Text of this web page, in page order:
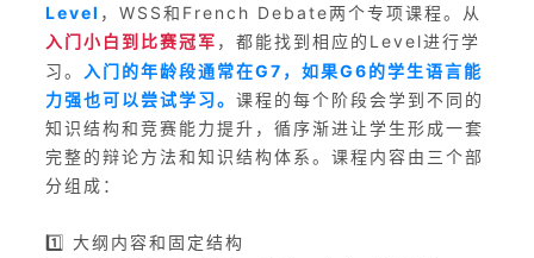
Level ，WSS和French Debate两个专项课程。从
入门小白到比赛冠军 ，都能找到相应的Level进行学
习。 入门的年龄段通常在G7，如果G6的学生语言能
力强也可以尝试学习。课程的每个阶段会学到不同的
知识结构和竞赛能力提升，循序渐进让学生形成一套
完整的辩论方法和知识结构体系。课程内容由三个部
分组成：
1️⃣ 大纲内容和固定结构